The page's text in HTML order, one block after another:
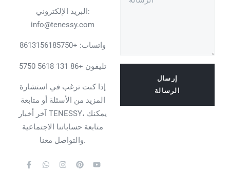
البريد الإلكتروني:
info@tenessy.com
واتساب: +8613156185750
تليفون +86 131 5618 5750
إذا كنت ترغب في استشارة
المزيد من الأسئلة أو متابعة
آخر أخبار TENESSY، يمكنك
متابعة حساباتنا الاجتماعية
والتواصل معنا.
إرسال
الرسالة